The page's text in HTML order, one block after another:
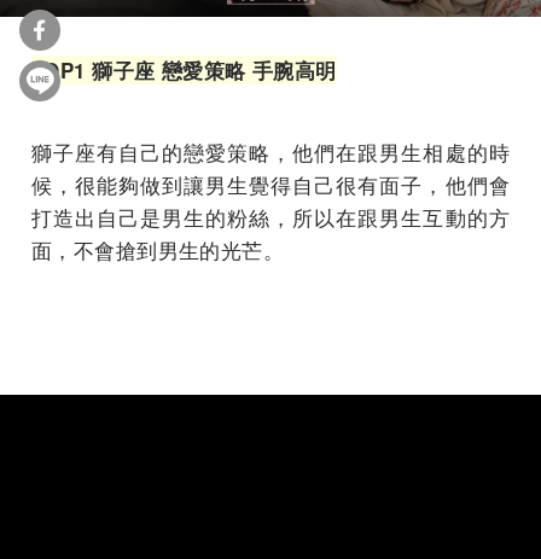
TOP1獅子座 戀愛策略 手腕高明
獅子座有自己的戀愛策略，他們在跟男生相處的時
候，很能夠做到讓男生覺得自己很有面子，他們會
打造出自己是男生的粉絲，所以在跟男生互動的方
面，不會搶到男生的光芒。